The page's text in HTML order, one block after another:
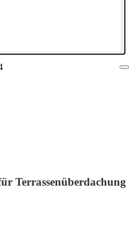
Terrassenüberdachung